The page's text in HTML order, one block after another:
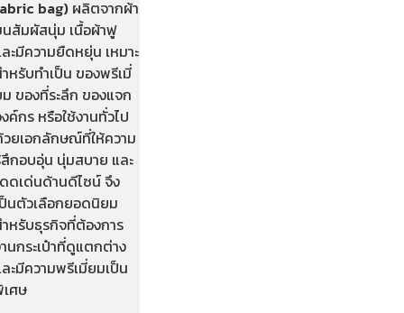
bag) ผลิตจากผ้า
สัมผัสนุ่ม เนื้อผ้าฟู
ะมีความยืดหยุ่น เหมาะ
หรับทำเป็น ของพรีเมี่
ของที่ระลึก ของแจก
ค์กร หรือใช้งานทั่วไป
ยเอกลักษณ์ที่ให้ความ
กอบอุ่น นุ่มสบาย และ
ดเด่นด้านดีไซน์ จึง
นตัวเลือกยอดนิยม
หรับธุรกิจที่ต้องการ
นกระเป๋าที่ดูแตกต่าง
ะมีความพรีเมี่ยมเป็น
ศษ